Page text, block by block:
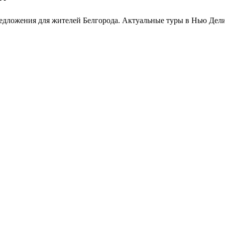
для жителей Белгорода. Актуальные туры в Нью